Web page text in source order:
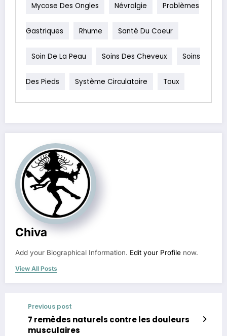
Mycose Des Ongles Névralgie Problèmes
Gastriques Rhume Santé Du Coeur
Soin De La Peau Soins Des Cheveux Soins
Des Pieds Système Circulatoire Toux
Chiva
Add your Biographical Information. Edit your Profile now.
View All Posts
Previous post
7 remèdes naturels contre les douleurs
musculaires